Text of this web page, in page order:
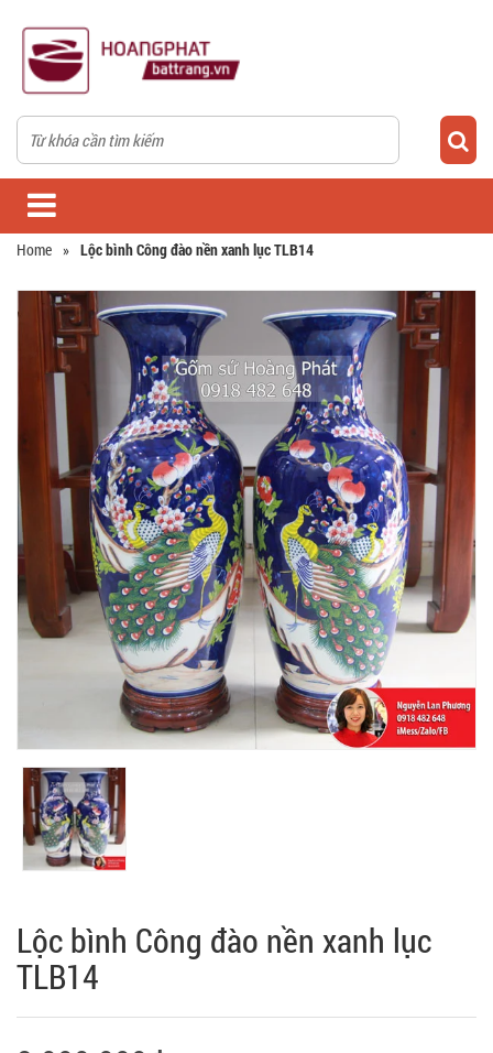
Home » Lộc bình Công đào nền xanh lục TLB14
Lộc bình Công đào nền xanh lục
TLB14